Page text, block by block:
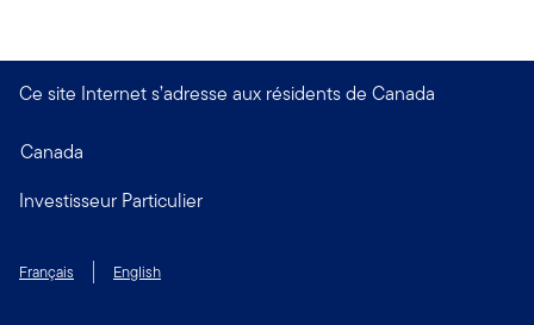
Ce site Internet s’adresse aux résidents de Canada
Canada
Investisseur Particulier
Français English